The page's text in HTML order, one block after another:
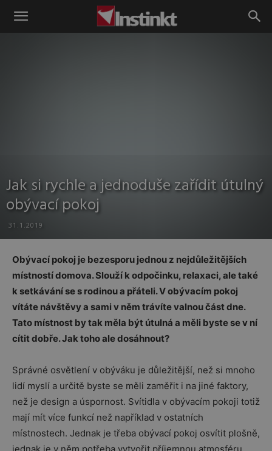
Instinkt
Jak si rychle a jednoduše zařídit útulný
obývací pokoj
31.1.2019
Obývací pokoj je bezesporu jednou z nejdůležitějších
místností domova. Slouží k odpočinku, relaxaci, ale také
k setkávání se s rodinou a přáteli. V obývacím pokoj
vítáte návštěvy a sami v něm trávíte valnou část dne.
Tato místnost by tak měla být útulná a měli byste se v ní
cítit dobře. Jak toho ale dosáhnout?
Správné osvětlení v obýváku je důležitější, než si mnoho
lidí myslí a určitě byste se měli zaměřit i na jiné faktory,
než je design a úspornost. Svítidla v obývacím pokoji totiž
mají mít více funkcí než například v ostatních
místnostech. Jednak je třeba obývací pokoj osvítit plošně,